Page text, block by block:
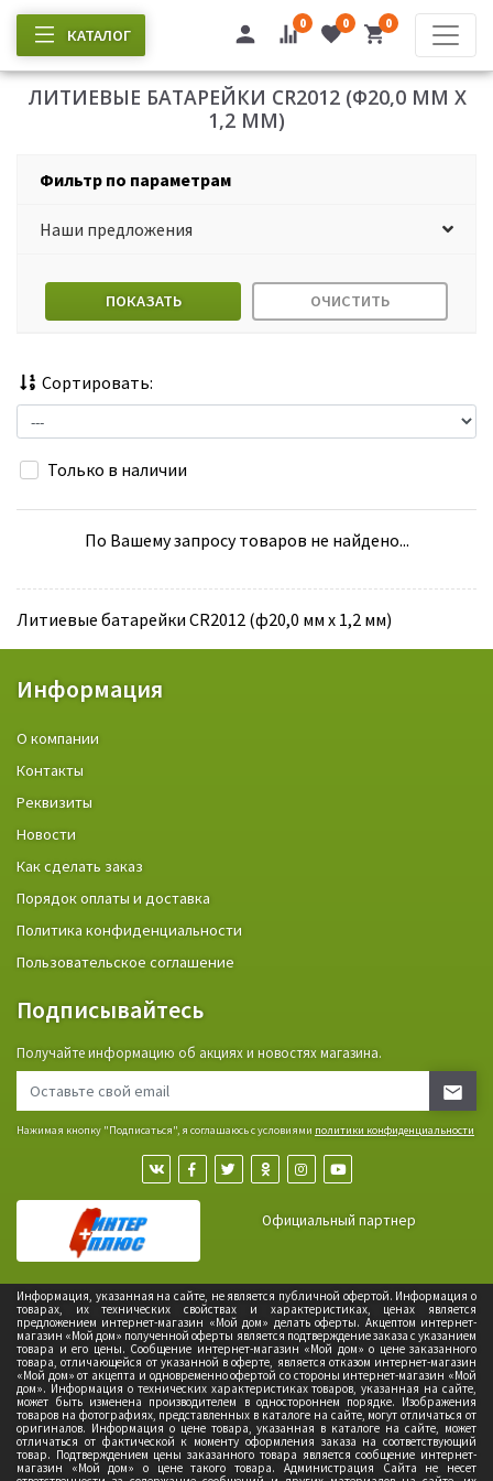
КАТАЛОГ
0 0 0
ЛИТИЕВЫЕ БАТАРЕЙКИ CR2012 (Ф20,0 ММ Х
1,2 ММ)
Фильтр по параметрам
Наши предложения
ПОКАЗАТЬ ОЧИСТИТЬ
Сортировать:
Только в наличии
По Вашему запросу товаров не найдено...
Литиевые батарейки CR2012 (ф20,0 мм х 1,2 мм)
Информация
О компании
Контакты
Реквизиты
Новости
Как сделать заказ
Порядок оплаты и доставка
Политика конфиденциальности
Пользовательское соглашение
Подписывайтесь
Получайте информацию об акциях и новостях магазина.
Нажимая кнопку "Подписаться", я соглашаюсь с условиями политики конфиденциальности
Официальный партнер
Информация, указанная на сайте, не является публичной офертой. Информация о
товарах, их технических свойствах и характеристиках, ценах является
предложением интернет-магазин «Мой дом» делать оферты. Акцептом интернет-
магазин «Мой дом» полученной оферты является подтверждение заказа с указанием
товара и его цены. Сообщение интернет-магазин «Мой дом» о цене заказанного
товара, отличающейся от указанной в оферте, является отказом интернет-магазин
«Мой дом» от акцепта и одновременно офертой со стороны интернет-магазин «Мой
дом». Информация о технических характеристиках товаров, указанная на сайте,
может быть изменена производителем в одностороннем порядке. Изображения
товаров на фотографиях, представленных в каталоге на сайте, могут отличаться от
оригиналов. Информация о цене товара, указанная в каталоге на сайте, может
отличаться от фактической к моменту оформления заказа на соответствующий
товар. Подтверждением цены заказанного товара является сообщение интернет-
магазин «Мой дом» о цене такого товара. Администрация Сайта не несет